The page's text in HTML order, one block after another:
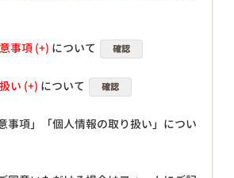
事項 について 確認
い について 確認
事項」「個人情報の取り扱い」につい